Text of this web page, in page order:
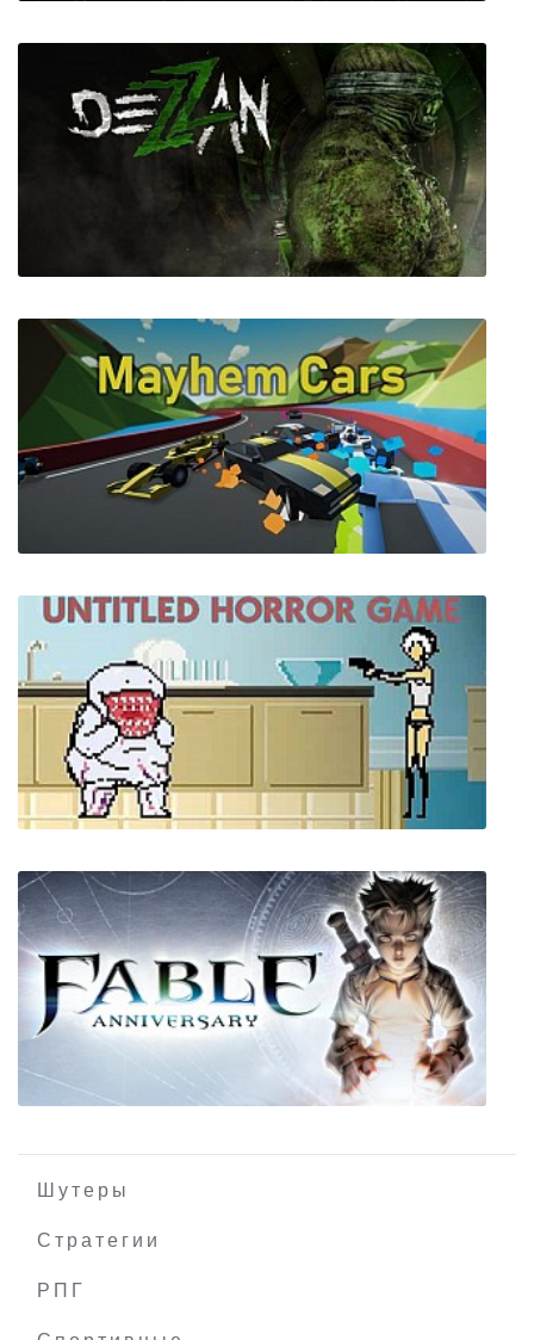
Möbius Front '83
Dezzan
Untitled Horror Game
Шутеры
Стратегии
РПГ